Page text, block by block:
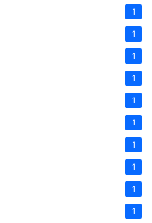
1
1
1
1
1
1
1
1
1
1